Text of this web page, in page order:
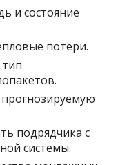
и состояние
потери.
подрядчика с
системы.